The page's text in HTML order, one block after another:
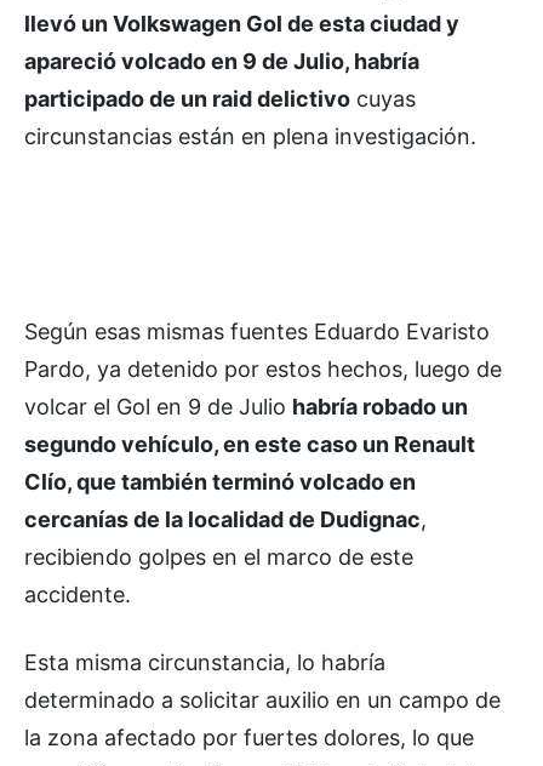
llevó un Volkswagen Gol de esta ciudad y
apareció volcado en 9 de Julio, habría
participado de un raid delictivo cuyas
circunstancias están en plena investigación.
Según esas mismas fuentes Eduardo Evaristo
Pardo, ya detenido por estos hechos, luego de
volcar el Gol en 9 de Julio habría robado un
segundo vehículo, en este caso un Renault
Clío, que también terminó volcado en
cercanías de la localidad de Dudignac,
recibiendo golpes en el marco de este
accidente.
Esta misma circunstancia, lo habría
determinado a solicitar auxilio en un campo de
la zona afectado por fuertes dolores, lo que